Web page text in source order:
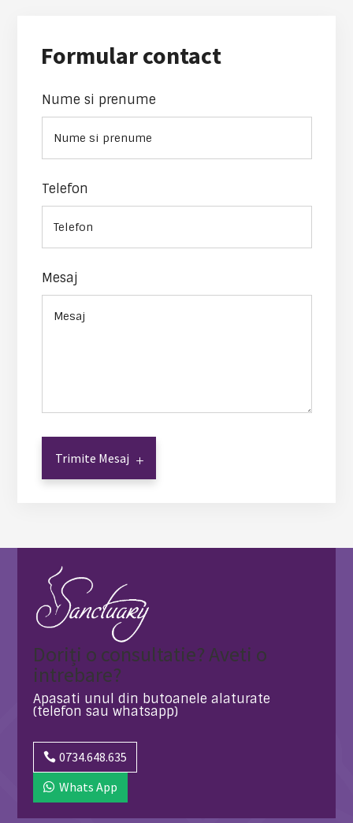
Formular contact
Nume si prenume
Telefon
Mesaj
Trimite Mesaj
Doriți o consultatie? Aveti o
intrebare?
Apasati unul din butoanele alaturate
(telefon sau whatsapp)
0734.648.635
Whats App